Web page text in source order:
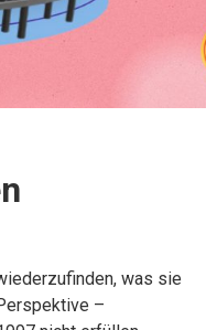
was sie
–